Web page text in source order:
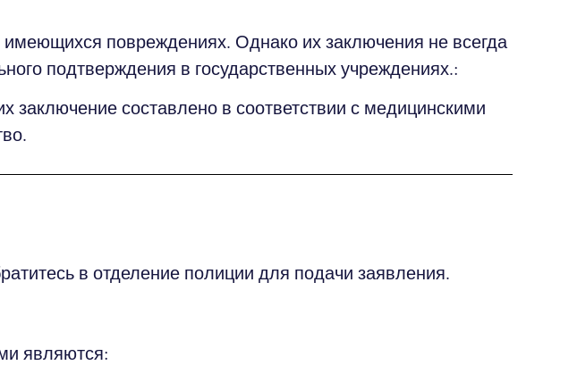
повреждениях. Однако их заключения не всегда
подтверждения в государственных учреждениях.:
заключение составлено в соответствии с медицинскими
в отделение полиции для подачи заявления.
являются: